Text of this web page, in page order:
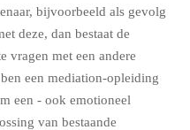
bijvoorbeeld als gevolg
deze, dan bestaat de
vragen met een andere
een mediation-opleiding
een - ook emotioneel
van bestaande